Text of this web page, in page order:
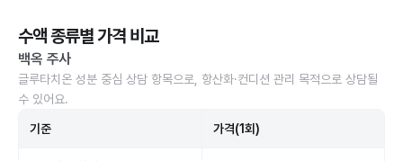
수액 종류별 가격 비교
백옥 주사
글루타치온 성분 중심 상담 항목으로, 항산화·컨디션 관리 목적으로 상담될
수 있어요.
기준 가격(1회)